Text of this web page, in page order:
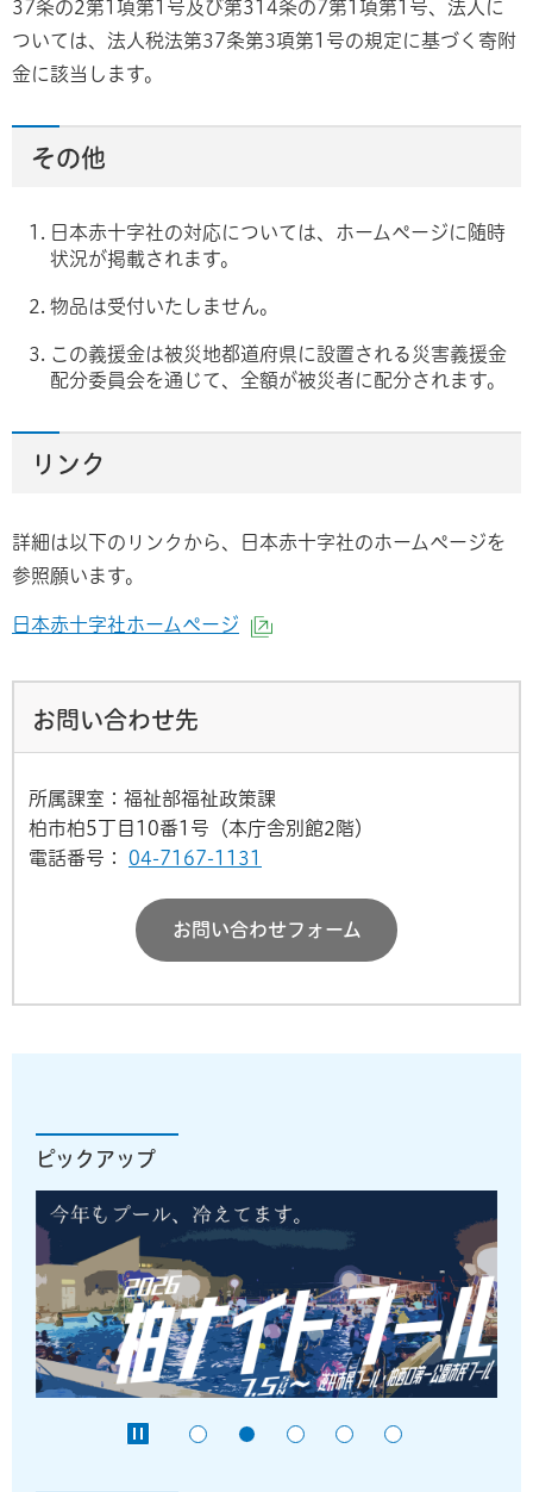
37条の2第1項第1号及び第314条の7第1項第1号、法人に
ついては、法人税法第37条第3項第1号の規定に基づく寄附
金に該当します。
その他
日本赤十字社の対応については、ホームページに随時
状況が掲載されます。
物品は受付いたしません。
この義援金は被災地都道府県に設置される災害義援金
配分委員会を通じて、全額が被災者に配分されます。
リンク
詳細は以下のリンクから、日本赤十字社のホームページを
参照願います。
日本赤十字社ホームページ
お問い合わせ先
所属課室：福祉部福祉政策課
柏市柏5丁目10番1号（本庁舎別館2階）
電話番号：
04-7167-1131
お問い合わせフォーム
ピックアップ